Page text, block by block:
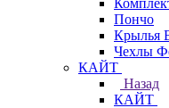
Пончо
Крылья
Чехлы
КАЙТ
Назад
КАЙТ